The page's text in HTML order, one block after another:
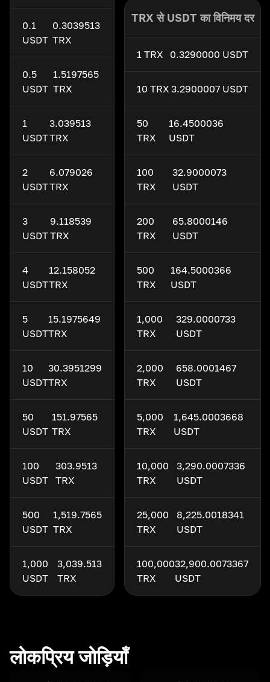
0.1
USDT
0.3039513
TRX
0.5
USDT
1.5197565
TRX
1
USDT
3.039513
TRX
2
USDT
6.079026
TRX
3
USDT
9.118539
TRX
4
USDT
12.158052
TRX
5
USDT
15.1975649
TRX
10
USDT
30.3951299
TRX
50
USDT
151.97565
TRX
100
USDT
303.9513
TRX
500
USDT
1,519.7565
TRX
1,000
USDT
3,039.513
TRX
TRX से USDT का विनिमय दर
1 TRX 0.3290000 USDT
10 TRX 3.2900007 USDT
50
TRX
16.4500036
USDT
100
TRX
32.9000073
USDT
200
TRX
65.8000146
USDT
500
TRX
164.5000366
USDT
1,000
TRX
329.0000733
USDT
2,000
TRX
658.0001467
USDT
5,000
TRX
1,645.0003668
USDT
10,000
TRX
3,290.0007336
USDT
25,000
TRX
8,225.0018341
USDT
100,000
TRX
32,900.0073367
USDT
लोकप्रिय जोड़ियाँ